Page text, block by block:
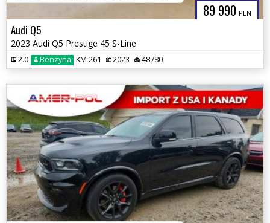
89 990 PLN
Audi Q5
2023 Audi Q5 Prestige 45 S-Line
2.0 Benzyna KM 261 2023 48780